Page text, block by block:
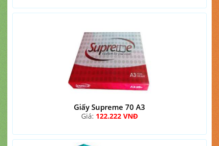
Giấy Supreme 70 A3
Giá: 122.222 VNĐ